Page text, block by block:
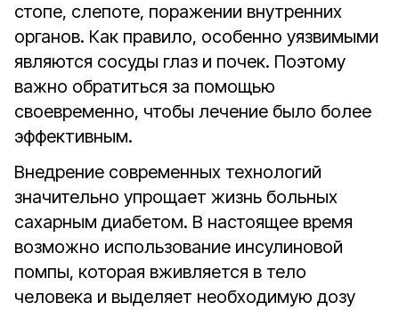
стопе, слепоте, поражении внутренних
органов. Как правило, особенно уязвимыми
являются сосуды глаз и почек. Поэтому
важно обратиться за помощью
своевременно, чтобы лечение было более
эффективным.
Внедрение современных технологий
значительно упрощает жизнь больных
сахарным диабетом. В настоящее время
возможно использование инсулиновой
помпы, которая вживляется в тело
человека и выделяет необходимую дозу